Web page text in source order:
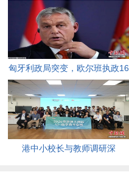
匈牙利政局突变，欧尔班执政16
年终结。
港中小校长与教师调研深